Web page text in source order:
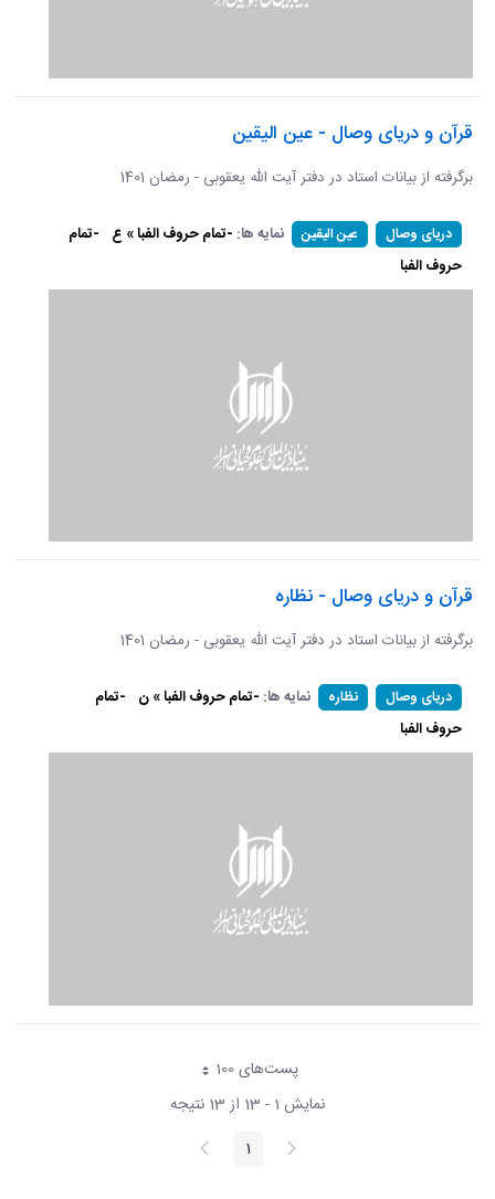
قرآن و دریای وصال - عین الیقین
برگرفته از بیانات استاد در دفتر آیت الله یعقوبی - رمضان 1401
دریای وصال عین الیقین نمایه ها: -تمام حروف الفبا » ع -تمام
حروف الفبا
قرآن و دریای وصال - نظاره
برگرفته از بیانات استاد در دفتر آیت الله یعقوبی - رمضان 1401
دریای وصال نظاره نمایه ها: -تمام حروف الفبا » ن -تمام
حروف الفبا
پست‌‌های 100هر صفحه
نمایش 1 - 13 از 13 نتیجه
پیغام
قبلی صفحه1 صفحه
بعد